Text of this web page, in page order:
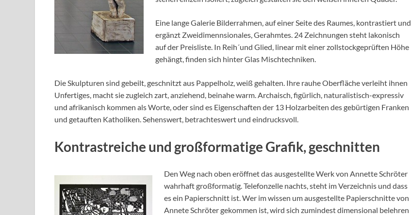
Eine lange Galerie Bilderrahmen, auf einer Seite des Raumes, kontrastiert und
ergänzt Zweidimennsionales, Gerahmtes. 24 Zeichnungen steht lakonisch
auf der Preisliste. In Reih´und Glied, linear mit einer zollstockgeprüften Höhe
gehängt, finden sich hinter Glas Mischtechniken.
Die Skulpturen sind gebeilt, geschnitzt aus Pappelholz, weiß gehalten. Ihre rauhe Oberfläche verleiht ihnen
Unfertiges, macht sie zugleich zart, anziehend, beinahe warm. Archaisch, figürlich, naturalistisch-expressiv
und afrikanisch kommen als Worte, oder sind es Eigenschaften der 13 Holzarbeiten des gebürtigen Franken
und getauften Katholiken. Sehenswert, betrachteswert und eindrucksvoll.
Kontrastreiche und großformatige Grafik, geschnitten
Den Weg nach oben eröffnet das ausgestellte Werk von Annette Schröter
wahrhaft großformatig. Telefonzelle nachts, steht im Verzeichnis und dass
es ein Papierschnitt ist. Wer im wissen um ausgestellte Papierschnitte von
Annete Schröter gekommen ist, wird sich zumindest dimensional belehren